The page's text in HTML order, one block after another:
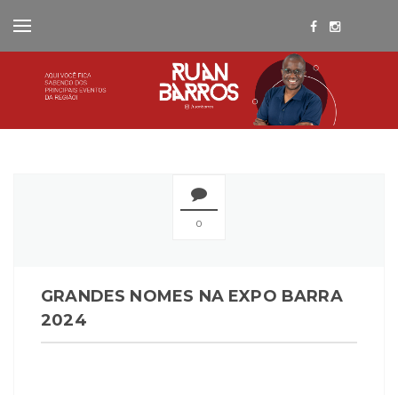
0
GRANDES NOMES NA EXPO BARRA
2024